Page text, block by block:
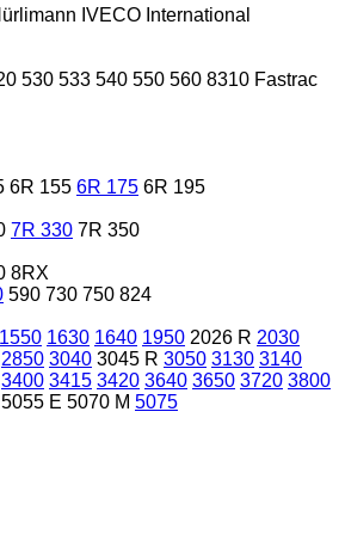
IVECO International
530 533 540 550 560 8310 Fastrac
6R 155 6R 175 6R 195
7R 330 7R 350
8RX
590 730 750 824
1550 1630 1640 1950 2026 R 2030
2850 3040 3045 R 3050 3130 3140
3400 3415 3420 3640 3650 3720 3800
5055 E 5070 M 5075